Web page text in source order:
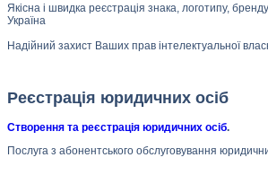
Якісна і швидка реєстрація знака, логотипу,
Україна
Надійний захист Ваших прав інтелектуальної
Реєстрація юридичних осіб
Створення та реєстрація юридичних осіб.
Послуга з абонентського обслуговування